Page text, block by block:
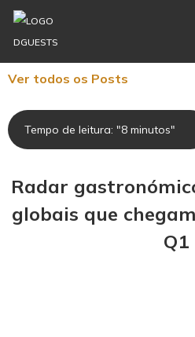
Ver todos os Posts
Tempo de leitura: "8 minutos"
Radar
globais que
Q1